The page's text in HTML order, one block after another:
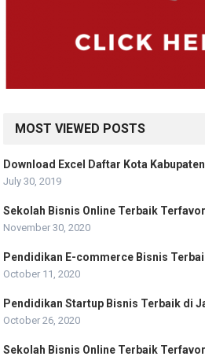
MOST VIEWED POSTS
Download Excel Daftar Kota
July 30, 2019
Sekolah Bisnis Online Terbaik
November 30, 2020
Pendidikan E-commerce Bisnis
October 11, 2020
Pendidikan Startup Bisnis Terbaik di
October 26, 2020
Sekolah Bisnis Online Terbaik